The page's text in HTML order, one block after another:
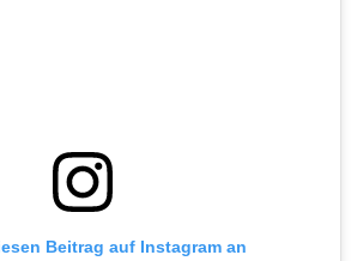
Beitrag auf Instagram an